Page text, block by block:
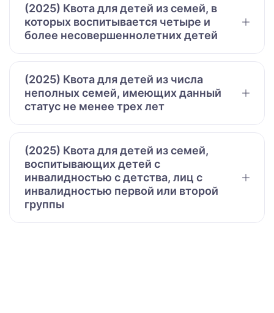
(2025) Квота для детей из семей, в
которых воспитывается четыре и
более несовершеннолетних детей
(2025) Квота для детей из числа
неполных семей, имеющих данный
статус не менее трех лет
(2025) Квота для детей из семей,
воспитывающих детей с
инвалидностью с детства, лиц с
инвалидностью первой или второй
группы